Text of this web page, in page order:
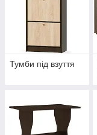
Тумби під взуття